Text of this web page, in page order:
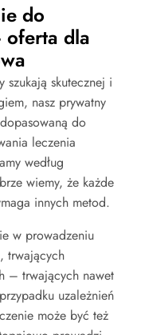
do
oferta dla
szukają skutecznej i
nasz prywatny
do
leczenia
według
wiemy, że każde
innych metod.
w prowadzeniu
trwających
– trwających nawet
uzależnień
może być też